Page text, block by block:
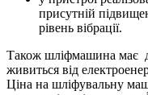
присутній
рівень вібрації.
Також шліфмашина має
живиться від
Ціна на шліфувальну